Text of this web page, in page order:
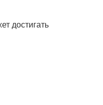
достигать